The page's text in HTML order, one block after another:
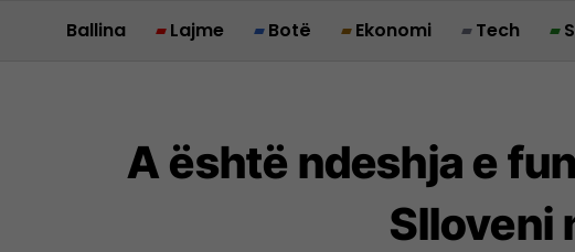
Ballina Lajme Botë Ekonomi Tech
A është ndeshja e
Slloveni